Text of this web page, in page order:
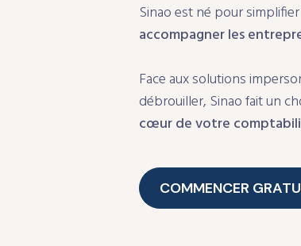
Sinao est né pour
accompagner les
Face aux solutions
débrouiller, Sinao fait un
cœur de votre
COMMENCER